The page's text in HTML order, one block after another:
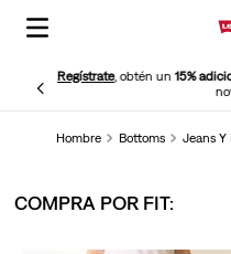
Regístrate, obtén un15%
Hombre Bottoms Jeans Y
COMPRA POR FIT: